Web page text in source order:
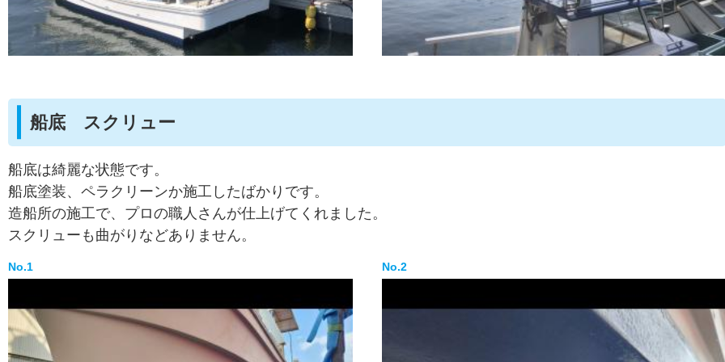
船底 スクリュー
船底は綺麗な状態です。
船底塗装、ペラクリーンか施工したばかりです。
造船所の施工で、プロの職人さんが仕上げてくれました。
スクリューも曲がりなどありません。
No.1 No.2